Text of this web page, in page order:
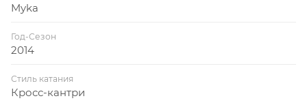
Myka
Год-Сезон
2014
Стиль катания
Кросс-кантри